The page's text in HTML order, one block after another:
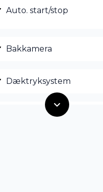
Auto. start/stop
Bakkamera
Dæktryksystem
Fjernbetjent centrallås